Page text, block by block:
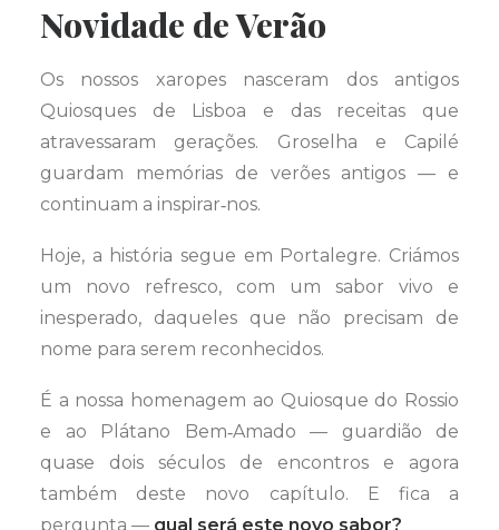
Novidade de Verão
Os nossos xaropes nasceram dos antigos
Quiosques de Lisboa e das receitas que
atravessaram gerações. Groselha e Capilé
guardam memórias de verões antigos — e
continuam a inspirar‑nos.
Hoje, a história segue em Portalegre. Criámos
um novo refresco, com um sabor vivo e
inesperado, daqueles que não precisam de
nome para serem reconhecidos.
É a nossa homenagem ao Quiosque do Rossio
e ao Plátano Bem‑Amado — guardião de
quase dois séculos de encontros e agora
também deste novo capítulo. E fica a
pergunta — qual será este novo sabor?